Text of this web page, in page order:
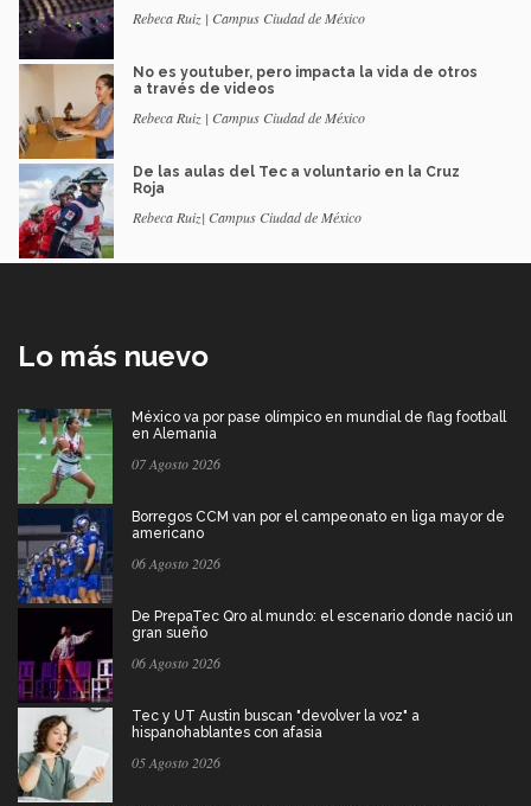
Rebeca Ruiz | Campus Ciudad de México
No es youtuber, pero impacta la vida de otros
a través de videos
Rebeca Ruiz | Campus Ciudad de México
De las aulas del Tec a voluntario en la Cruz
Roja
Rebeca Ruiz| Campus Ciudad de México
Lo más nuevo
México va por pase olímpico en mundial de flag football
en Alemania
07 Agosto 2026
Borregos CCM van por el campeonato en liga mayor de
americano
06 Agosto 2026
De PrepaTec Qro al mundo: el escenario donde nació un
gran sueño
06 Agosto 2026
Tec y UT Austin buscan "devolver la voz" a
hispanohablantes con afasia
05 Agosto 2026